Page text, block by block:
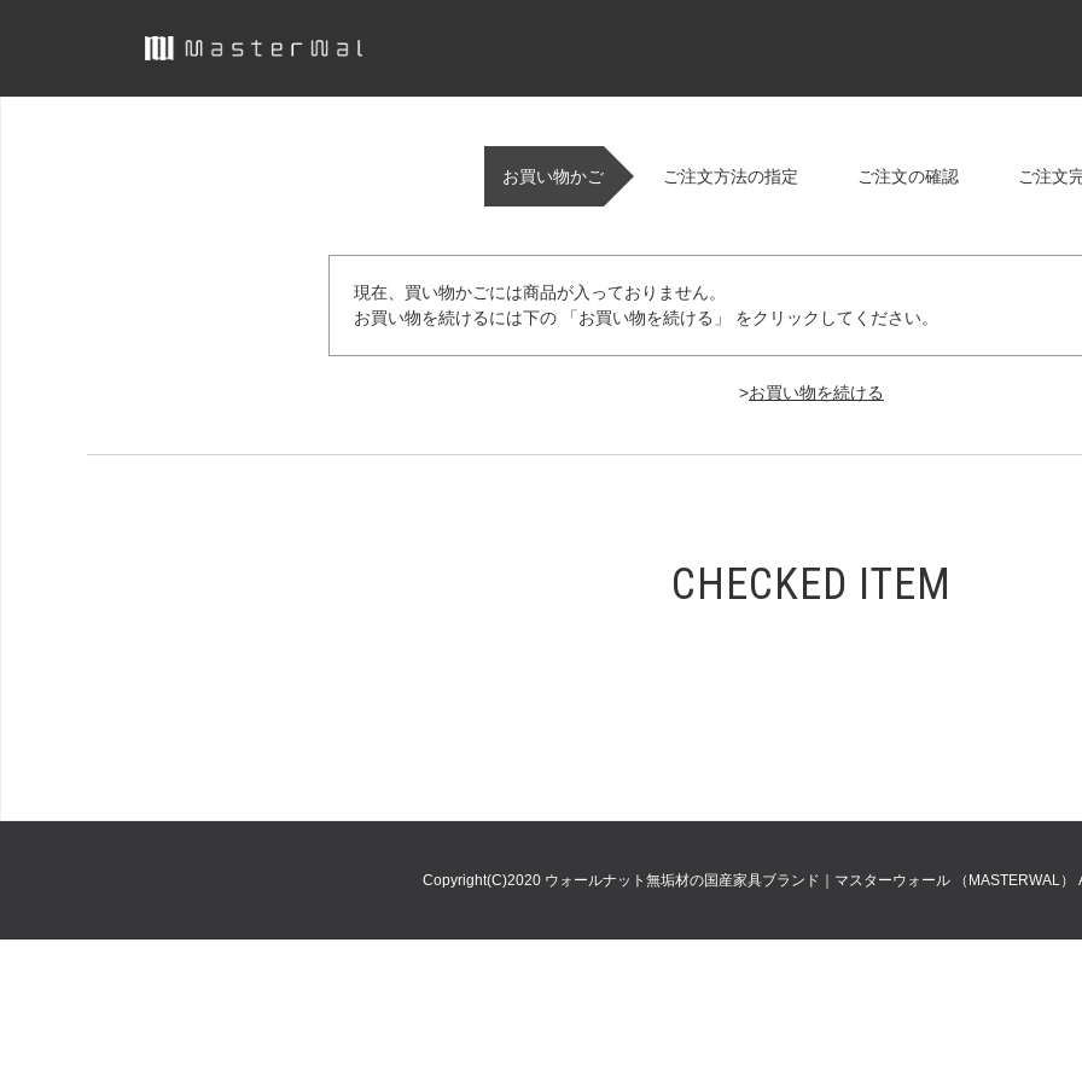
お買い物かご ご注文方法の指定 ご注文の確認 ご注文
現在、買い物かごには商品が入っておりません。
お買い物を続けるには下の 「お買い物を続ける」 をクリックしてください。
>
CHECKED ITEM
Copyright(C)2020 ウォールナット無垢材の国産家具ブランド｜マスターウォール （MASTERWAL）